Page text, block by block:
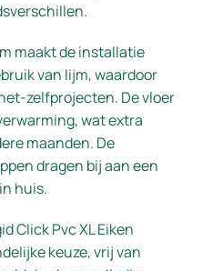
maakt de installatie
van lijm, waardoor
zelfprojecten. De vloer
wat extra
maanden. De
dragen bij aan een
huis.
Click Pvc XL Eiken
keuze, vrij van